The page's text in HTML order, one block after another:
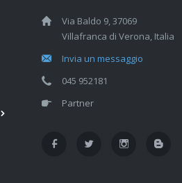
Via Baldo 9, 37069
Villafranca di Verona, Italia
Invia un messaggio
045 952181
Partner